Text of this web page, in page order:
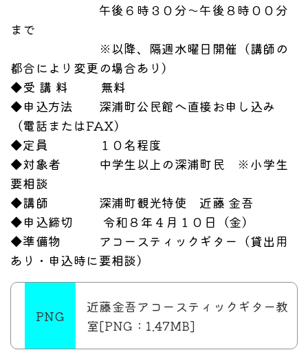
午後６時３０分～午後８時００分
まで
※以降、隔週水曜日開催（講師の
都合により変更の場合あり）
◆受 講 料 無料
◆申込方法 深浦町公民館へ直接お申し込み
（電話またはFAX）
◆定員 １０名程度
◆対象者 中学生以上の深浦町民 ※小学生
要相談
◆講師 深浦町観光特使 近藤 金吾
◆申込締切 令和８年４月１０日（金）
◆準備物 アコースティックギター（貸出用
あり・申込時に要相談）
近藤金吾アコースティックギター教
室[PNG：1.47MB]